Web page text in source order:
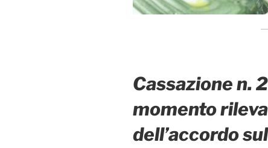
Cassazione n.
momento
dell’accordo